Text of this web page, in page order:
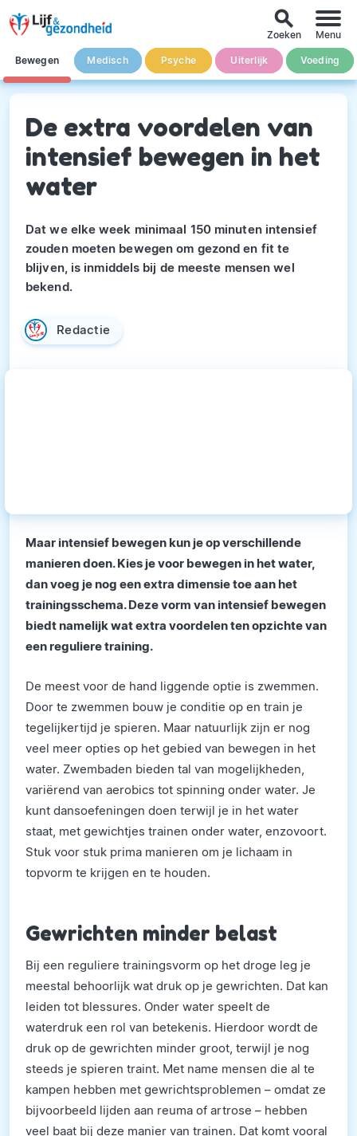
Bewegen Medisch Psyche Uiterlijk Voeding
search
Zoeken Menu
De extra voordelen van
intensief bewegen in het
water
Dat we elke week minimaal 150 minuten intensief
zouden moeten bewegen om gezond en fit te
blijven, is inmiddels bij de meeste mensen wel
bekend.
Redactie
Maar intensief bewegen kun je op verschillende
manieren doen. Kies je voor bewegen in het water,
dan voeg je nog een extra dimensie toe aan het
trainingsschema. Deze vorm van intensief bewegen
biedt namelijk wat extra voordelen ten opzichte van
een reguliere training.
De meest voor de hand liggende optie is zwemmen.
Door te zwemmen bouw je conditie op en train je
tegelijkertijd je spieren. Maar natuurlijk zijn er nog
veel meer opties op het gebied van bewegen in het
water. Zwembaden bieden tal van mogelijkheden,
variërend van aerobics tot spinning onder water. Je
kunt dansoefeningen doen terwijl je in het water
staat, met gewichtjes trainen onder water, enzovoort.
Stuk voor stuk prima manieren om je lichaam in
topvorm te krijgen en te houden.
Gewrichten minder belast
Bij een reguliere trainingsvorm op het droge leg je
meestal behoorlijk wat druk op je gewrichten. Dat kan
leiden tot blessures. Onder water speelt de
waterdruk een rol van betekenis. Hierdoor wordt de
druk op de gewrichten minder groot, terwijl je nog
steeds je spieren traint. Met name mensen die al te
kampen hebben met gewrichtsproblemen – omdat ze
bijvoorbeeld lijden aan reuma of artrose – hebben
veel baat bij deze manier van trainen. Dat komt vooral